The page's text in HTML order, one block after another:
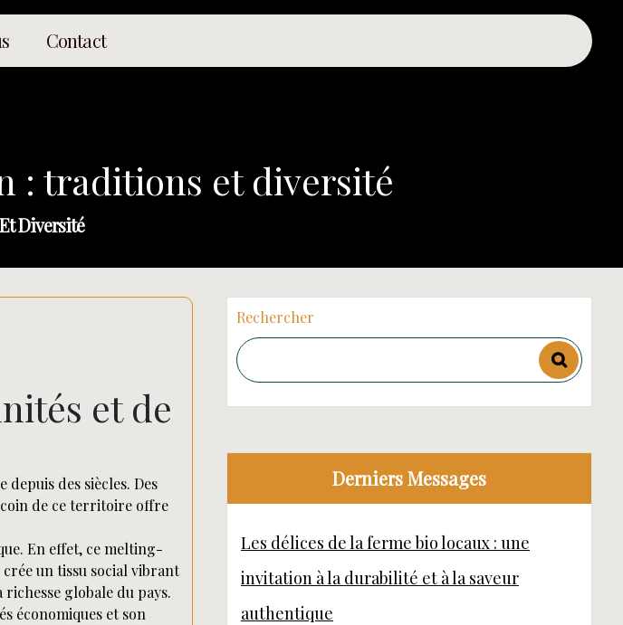
Contact
: traditions et diversité
Diversité
et de
des siècles. Des
coin de ce territoire offre
En effet, ce melting-
un tissu social vibrant
globale du pays.
économiques et son
Rechercher
Derniers Messages
Les délices de la ferme bio locaux : une
invitation à la durabilité et à la saveur
authentique